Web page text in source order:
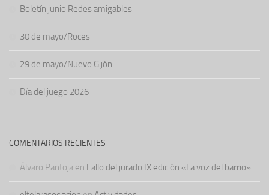
Boletín junio Redes amigables
30 de mayo/Roces
29 de mayo/Nuevo Gijón
Día del juego 2026
COMENTARIOS RECIENTES
Álvaro Pantoja en Fallo del jurado IX edición «La voz del barrio»